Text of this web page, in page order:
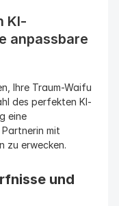
KI-
anpassbare
Ihre Traum-Waifu
des perfekten KI-
eine
mit
zu erwecken.
und